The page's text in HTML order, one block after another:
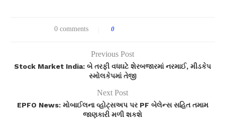
0 comments 0
Previous Post
Stock Market India: બે તરફી વધઘટે શેરબજારમાં નરમાઈ, મીડકેપ
સ્મોલકેપમાં તેજી
Next Post
EPFO News: મોબાઈલના વ્હોટ્સઅપ પર PF બેલેન્સ સહિત તમામ
જાણકારી મળી શકશે